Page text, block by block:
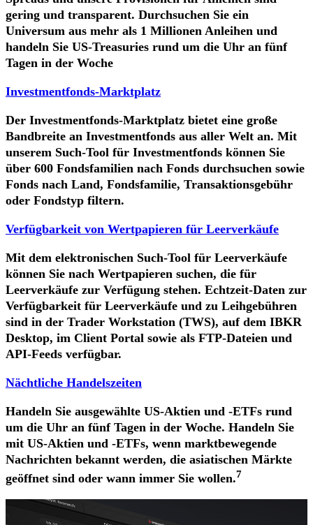
gering und transparent. Durchsuchen Sie ein
Universum aus mehr als 1 Millionen Anleihen und
handeln Sie US-Treasuries rund um die Uhr an fünf
Tagen in der Woche
Investmentfonds-Marktplatz
Der Investmentfonds-Marktplatz bietet eine große
Bandbreite an Investmentfonds aus aller Welt an. Mit
unserem Such-Tool für Investmentfonds können Sie
über 600 Fondsfamilien nach Fonds durchsuchen sowie
Fonds nach Land, Fondsfamilie, Transaktionsgebühr
oder Fondstyp filtern.
Verfügbarkeit von Wertpapieren für Leerverkäufe
Mit dem elektronischen Such-Tool für Leerverkäufe
können Sie nach Wertpapieren suchen, die für
Leerverkäufe zur Verfügung stehen. Echtzeit-Daten zur
Verfügbarkeit für Leerverkäufe und zu Leihgebühren
sind in der Trader Workstation (TWS), auf dem IBKR
Desktop, im Client Portal sowie als FTP-Dateien und
API-Feeds verfügbar.
Nächtliche Handelszeiten
Handeln Sie ausgewählte US-Aktien und -ETFs rund
um die Uhr an fünf Tagen in der Woche. Handeln Sie
mit US-Aktien und -ETFs, wenn marktbewegende
Nachrichten bekannt werden, die asiatischen Märkte
geöffnet sind oder wann immer Sie wollen.7